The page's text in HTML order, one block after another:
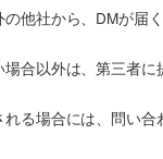
他社から、DMが届
合以外は、第三者
る場合には、問い合